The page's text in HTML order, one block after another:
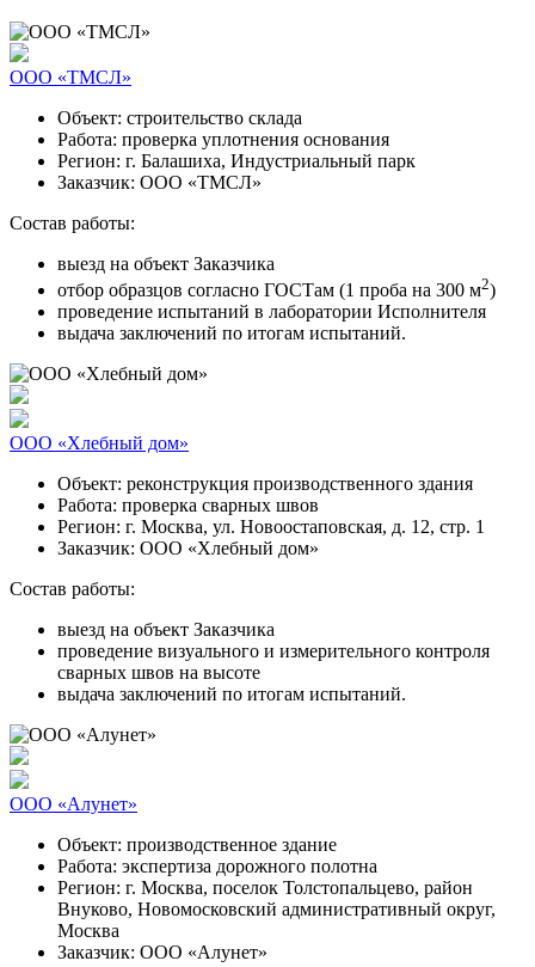
ООО «ТМСЛ»
Объект: строительство склада
Работа: проверка уплотнения основания
Регион: г. Балашиха, Индустриальный парк
Заказчик: ООО «ТМСЛ»
Состав работы:
выезд на объект Заказчика
отбор образцов согласно ГОСТам (1 проба на 300 м2)
проведение испытаний в лаборатории Исполнителя
выдача заключений по итогам испытаний.
ООО «Хлебный дом»
Объект: реконструкция производственного здания
Работа: проверка сварных швов
Регион: г. Москва, ул. Новоостаповская, д. 12, стр. 1
Заказчик: ООО «Хлебный дом»
Состав работы:
выезд на объект Заказчика
проведение визуального и измерительного контроля
сварных швов на высоте
выдача заключений по итогам испытаний.
ООО «Алунет»
Объект: производственное здание
Работа: экспертиза дорожного полотна
Регион: г. Москва, поселок Толстопальцево, район
Внуково, Новомосковский административный округ,
Москва
Заказчик: ООО «Алунет»